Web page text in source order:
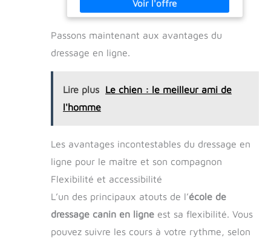
Passons maintenant aux avantages du
dressage en ligne.
Lire plus
Le chien : le meilleur ami de
l'homme
Les avantages incontestables du dressage en
ligne pour le maître et son compagnon
Flexibilité et accessibilité
L’un des principaux atouts de l’école de
dressage canin en ligne est sa flexibilité. Vous
pouvez suivre les cours à votre rythme, selon